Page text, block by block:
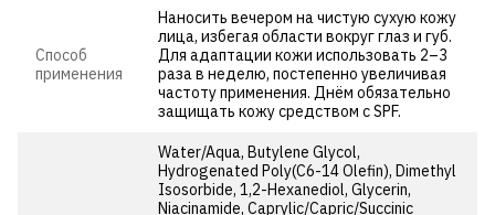
Способ
применения
Наносить вечером на чистую сухую кожу
лица, избегая области вокруг глаз и губ.
Для адаптации кожи использовать 2–3
раза в неделю, постепенно увеличивая
частоту применения. Днём обязательно
защищать кожу средством с SPF.
Water/Aqua, Butylene Glycol,
Hydrogenated Poly(C6-14 Olefin), Dimethyl
Isosorbide, 1,2-Hexanediol, Glycerin,
Niacinamide, Caprylic/Capric/Succinic